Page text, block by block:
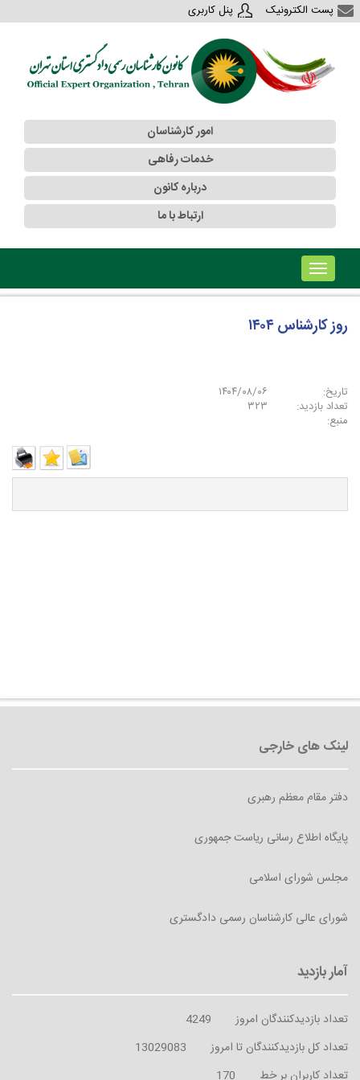
پست الکترونیک پنل کاربری
امور کارشناسان
خدمات رفاهی
درباره کانون
ارتباط با ما
!!!b۱!!!
روز کارشناس ۱۴۰۴
تاریخ:
۱۴۰۴/۰۸/۰۶
تعداد بازدید:
۳۲۳
منبع:
دفتر مقام معظم رهبری
پایگاه اطلاع رسانی ریاست جمهوری
مجلس شورای اسلامی
شورای عالی کارشناسان رسمی دادگستری
تعداد بازدیدکنندگان امروز
4249
تعداد کل بازدیدکنندگان تا امروز
13029083